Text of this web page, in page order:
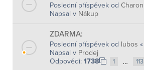
Poslední příspěvek od Charon
Napsal v Nákup
ZDARMA:
Poslední příspěvek od lubos «
Napsal v Prodej
Odpovědi: 1738 1 … 113